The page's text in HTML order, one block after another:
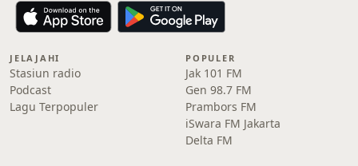
JELAJAHI
Stasiun radio
Podcast
Lagu Terpopuler
POPULER
Jak 101 FM
Gen 98.7 FM
Prambors FM
iSwara FM Jakarta
Delta FM